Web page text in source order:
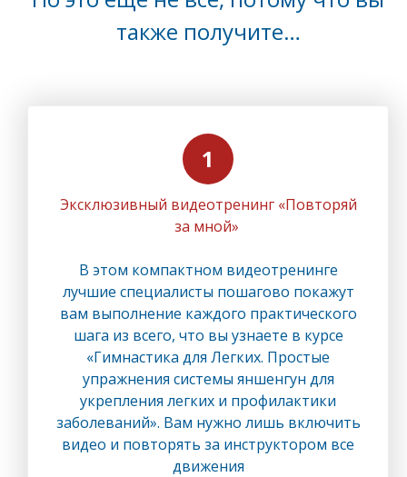
также получите…
Эксклюзивный видеотренинг «Повторяй
за мной»
В этом компактном видеотренинге
лучшие специалисты пошагово покажут
вам выполнение каждого практического
шага из всего, что вы узнаете в курсе
«Гимнастика для Легких. Простые
упражнения системы яншенгун для
укрепления легких и профилактики
заболеваний». Вам нужно лишь включить
видео и повторять за инструктором все
движения